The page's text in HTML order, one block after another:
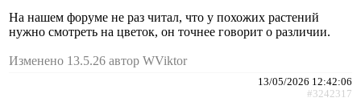
На нашем форуме не раз читал, что у похожих растений
нужно смотреть на цветок, он точнее говорит о различии.
Изменено 13.5.26 автор WViktor
13/05/2026 12:42:06
#3242317